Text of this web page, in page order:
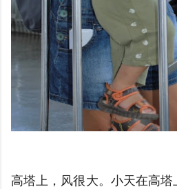
高塔上，风很大。小天在高